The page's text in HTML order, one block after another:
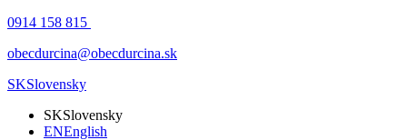
0914 158 815
obecdurcina@obecdurcina.sk
SKSlovensky
SKSlovensky
ENEnglish